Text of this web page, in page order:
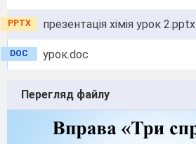
презентація хімія урок 2.pptx
PPTX
урок.doc
DOC
Перегляд файлу